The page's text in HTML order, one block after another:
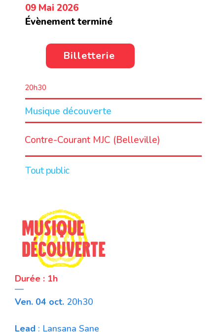
09 Mai 2026
Évènement terminé
Billetterie
20h30
Musique découverte
LIEU
Contre-Courant MJC (Belleville)
Tout public
Durée : 1h
—
Ven. 04 oct. 20h30
Lead : Lansana Sane